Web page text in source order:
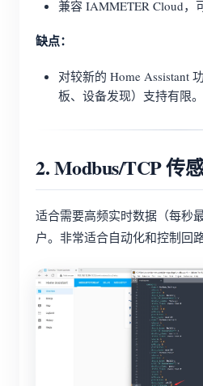
兼容 IAMMETER Cloud，
缺点：
对较新的 Home Assistant
板、设备发现）支持有限。
2. Modbus/TCP 传
适合需要高频实时数据（每秒
户。非常适合自动化和控制回路